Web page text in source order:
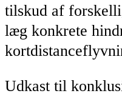
tilskud af
læg konkrete
Udkast til